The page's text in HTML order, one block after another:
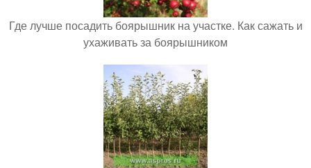
Где лучше посадить боярышник на участке. Как сажать и
ухаживать за боярышником